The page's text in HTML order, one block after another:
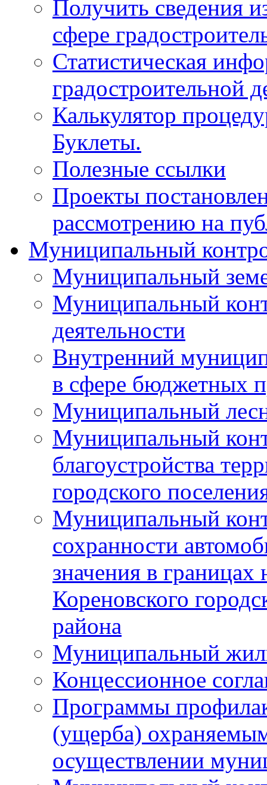
Получить сведения
сфере
Статистическая
градостроительной
Калькулятор
Буклеты.
Полезные ссылки
Проекты
рассмотрению на
Муниципальный
Муниципальный
Муниципальный
деятельности
Внутренний
в сфере бюджетных
Муниципальный
Муниципальный
благоустройства
городского
Муниципальный
сохранности
значения в
Кореновского
района
Муниципальный
Концессионное
Программы
(ущерба)
осуществлении